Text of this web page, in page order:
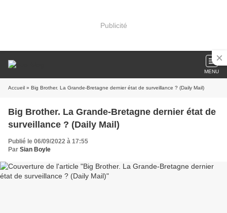
Publicité
MENU
Accueil » Big Brother. La Grande-Bretagne dernier état de surveillance ? (Daily Mail)
Big Brother. La Grande-Bretagne dernier état de
surveillance ? (Daily Mail)
Publié le 06/09/2022 à 17:55
Par Sian Boyle